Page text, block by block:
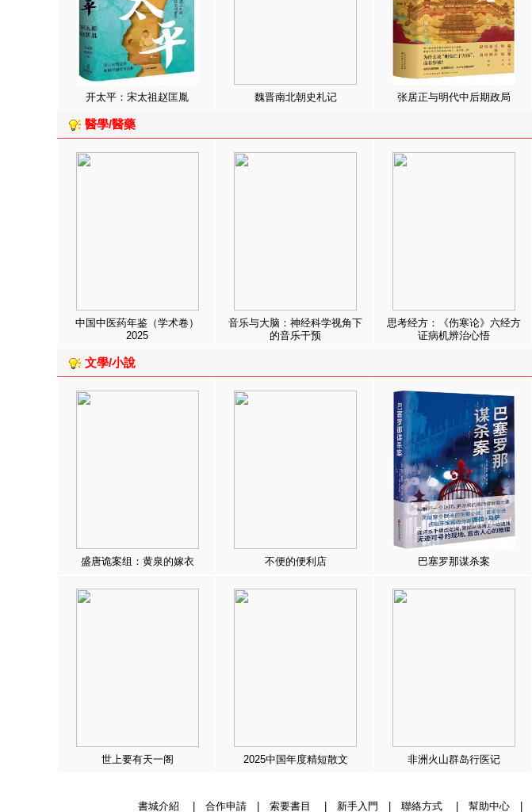
开太平：宋太祖赵匡胤 魏晋南北朝史札记 张居正与明代中后期政局
醫學/醫藥
中国中医药年鉴（学术卷）
2025
音乐与大脑：神经科学视角下
的音乐干预
思考经方：《伤寒论》六经方
证病机辨治心悟
文學/小說
盛唐诡案组：黄泉的嫁衣 不便的便利店 巴塞罗那谋杀案
世上要有天一阁 2025中国年度精短散文 非洲火山群岛行医记
書城介紹 合作申請| 索要書目 新手入門 聯絡方式| 幫助中心|